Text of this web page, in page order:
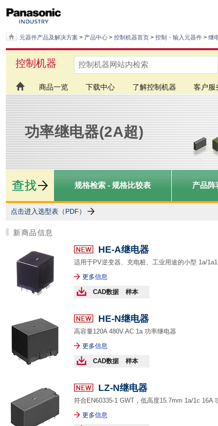
元器件产品及解决方案 > 产品中心 > 控制机器首页 > 控制・输入元器件 > 继
控制机器
商品一览 下载中心 了解控制机器 客户服
功率继电器(2A超)
规格检索 - 规格比较表 产品阵
点击进入选型表（PDF）
新商品信息
HE-A继电器
适用于PV逆变器、充电桩、工业用途的小型 1a/
更多信息
CAD数据 样本
HE-N继电器
高容量120A 480V AC 1a 功率继电器
更多信息
CAD数据 样本
LZ-N继电器
符合EN60335-1 GWT，低高度15.7mm 1a/1c 16A
更多信息